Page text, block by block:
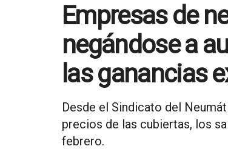
Empresas de
negándose a
las ganancias
Desde el Sindicato del
precios de las cubiertas, los
febrero.